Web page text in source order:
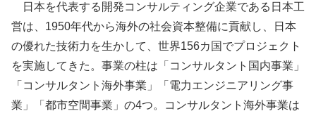
日本を代表する開発コンサルティング企業である日本工
営は、1950年代から海外の社会資本整備に貢献し、日本
の優れた技術力を生かして、世界156カ国でプロジェクト
を実施してきた。事業の柱は「コンサルタント国内事業」
「コンサルタント海外事業」「電力エンジニアリング事
業」「都市空間事業」の4つ。コンサルタント海外事業は